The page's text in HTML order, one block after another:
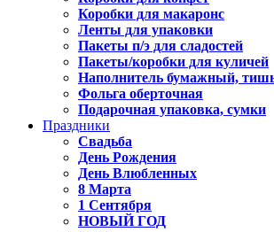
Коробки для макаронс
Ленты для упаковки
Пакеты п/э для сладостей
Пакеты/коробки для куличей
Наполнитель бумажный,
Фольга оберточная
Подарочная упаковка, сумки
Праздники
Свадьба
День Рождения
День Влюбленных
8 Марта
1 Сентября
НОВЫЙ ГОД